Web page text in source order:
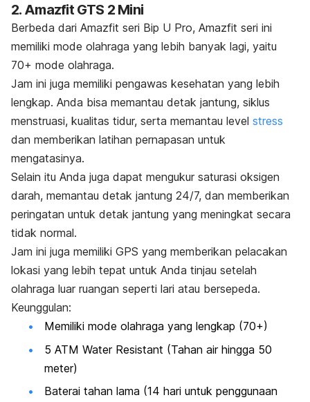
2. Amazfit GTS 2 Mini
Berbeda dari Amazfit seri Bip U Pro, Amazfit seri ini
memiliki mode olahraga yang lebih banyak lagi, yaitu
70+ mode olahraga.
Jam ini juga memiliki pengawas kesehatan yang lebih
lengkap. Anda bisa memantau detak jantung, siklus
menstruasi, kualitas tidur, serta memantau level stress
dan memberikan latihan pernapasan untuk
mengatasinya.
Selain itu Anda juga dapat mengukur saturasi oksigen
darah, memantau detak jantung 24/7, dan memberikan
peringatan untuk detak jantung yang meningkat secara
tidak normal.
Jam ini juga memiliki GPS yang memberikan pelacakan
lokasi yang lebih tepat untuk Anda tinjau setelah
olahraga luar ruangan seperti lari atau bersepeda.
Keunggulan:
Memiliki mode olahraga yang lengkap (70+)
5 ATM Water Resistant (Tahan air hingga 50
meter)
Baterai tahan lama (14 hari untuk penggunaan